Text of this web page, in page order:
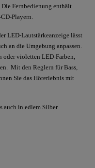
Fernbedienung enthält
Playern.
LED-Lautstärkeanzeige lässt
an die Umgebung anpassen.
oder violetten LED-Farben,
Mit den Reglern für Bass,
Sie das Hörerlebnis mit
auch in edlem Silber